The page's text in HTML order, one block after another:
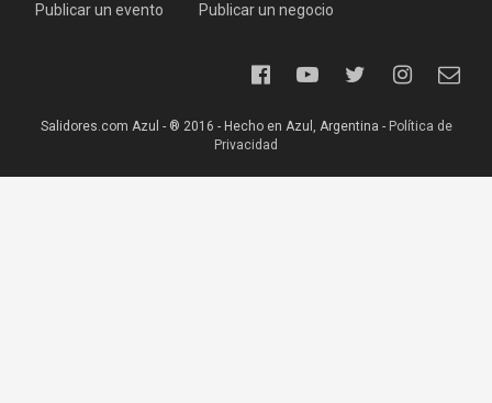
Publicar un evento Publicar un negocio
Salidores.com Azul - ® 2016 - Hecho en Azul, Argentina - Política de
Privacidad